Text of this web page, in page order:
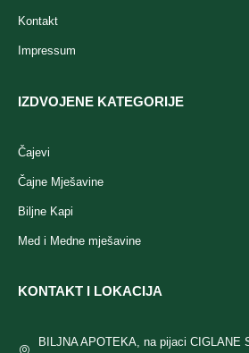
Kontakt
Impressum
IZDVOJENE KATEGORIJE
Čajevi
Čajne Mješavine
Biljne Kapi
Med i Medne mješavine
KONTAKT I LOKACIJA
BILJNA APOTEKA, na pijaci CIGLANE